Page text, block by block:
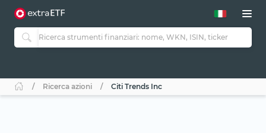
Ricerca azioni Citi Trends Inc